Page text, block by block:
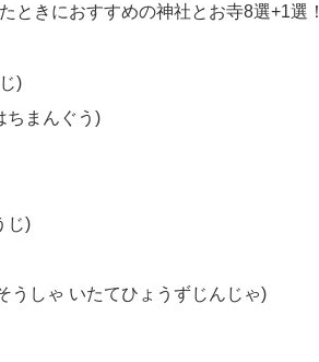
ときにおすすめの神社とお寺8選+1選！
)
ちまんぐう)
じ)
うしゃ いたてひょうずじんじゃ)